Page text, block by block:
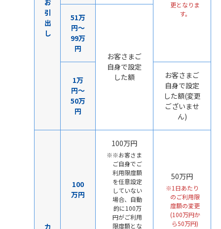
お
引
出
し
更となりま
す。
51万
円～
99万
円
お客さまご
自身で設定
した額
1万
円～
50万
円
お客さまご
自身で設定
した額(変更
ございませ
ん)
カ
100
万円
100万円
※お客さま
ご自身でご
利用限度額
を任意設定
していない
場合、自動
的に100万
円がご利用
限度額とな
50万円
1日あたり
のご利用限
度額の変更
(100万円か
ら50万円)